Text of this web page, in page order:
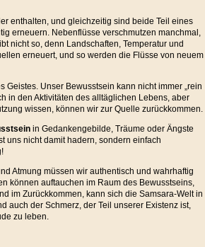
enthalten, und gleichzeitig sind beide Teil eines
erneuern. Nebenflüsse verschmutzen manchmal,
nicht so, denn Landschaften, Temperatur und
erneuert, und so werden die Flüsse von neuem
Geistes. Unser Bewusstsein kann nicht immer „rein
in den Aktivitäten des alltäglichen Lebens, aber
wissen, können wir zur Quelle zurückkommen.
in Gedankengebilde, Träume oder Ängste
uns nicht damit hadern, sondern einfach
Atmung müssen wir authentisch und wahrhaftig
können auftauchen im Raum des Bewusstseins,
im Zurückkommen, kann sich die Samsara-Welt in
auch der Schmerz, der Teil unserer Existenz ist,
zu leben.